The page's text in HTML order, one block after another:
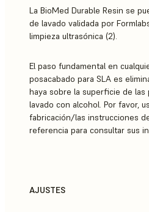
La BioMed Durable Resin se
de lavado validada por
limpieza ultrasónica (2).
El paso fundamental en
posacabado para SLA es
haya sobre la superficie de las
lavado con alcohol. Por favor,
fabricación/las instrucciones
referencia para consultar sus
AJUSTES